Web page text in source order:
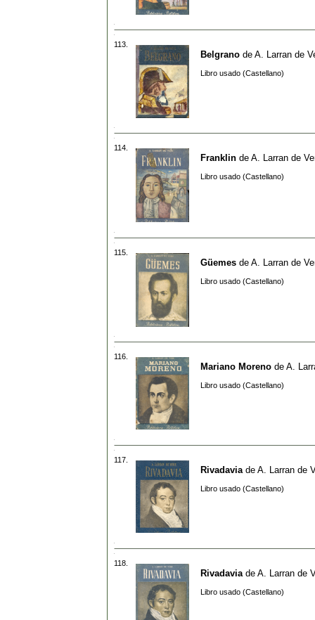
113.
Belgrano de A. Larran de
Libro usado (Castellano)
114.
Franklin de A. Larran de
Libro usado (Castellano)
115.
Güemes de A. Larran de
Libro usado (Castellano)
116.
Mariano Moreno de A.
Libro usado (Castellano)
117.
Rivadavia de A. Larran de
Libro usado (Castellano)
118.
Rivadavia de A. Larran de
Libro usado (Castellano)